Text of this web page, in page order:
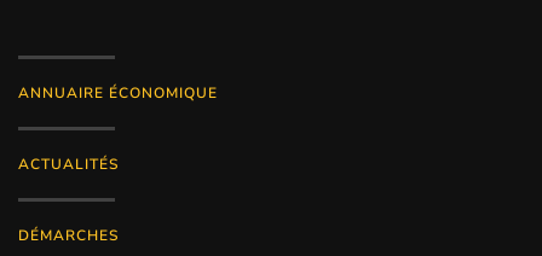
ANNUAIRE ÉCONOMIQUE
ACTUALITÉS
DÉMARCHES